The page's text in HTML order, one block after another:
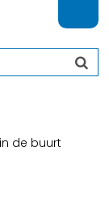
de buurt